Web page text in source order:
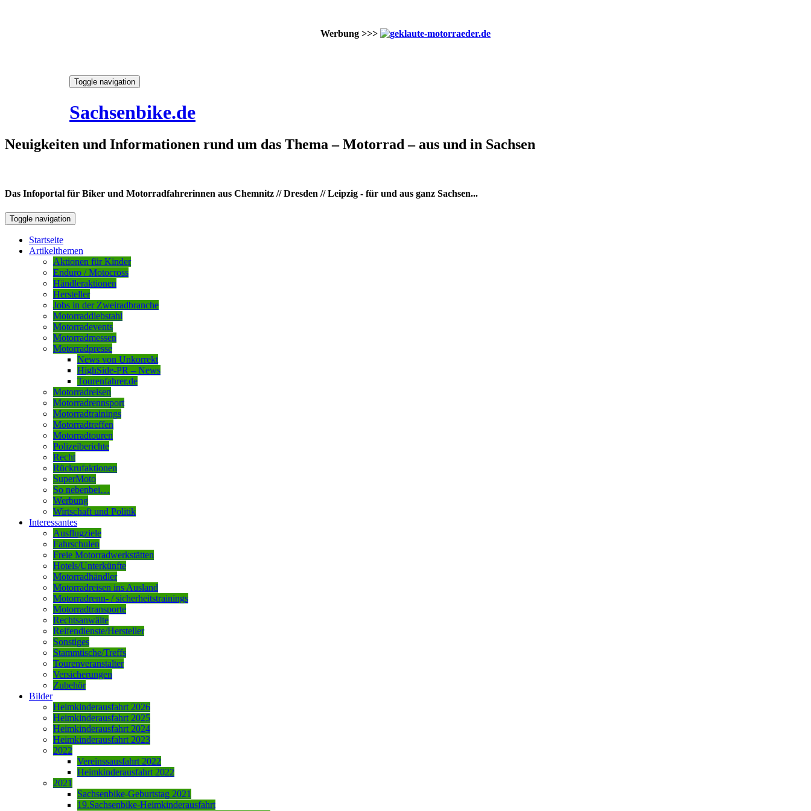
Werbung >>>
Toggle navigation
Sachsenbike.de
Neuigkeiten und Informationen rund um das Thema – Motorrad – aus und in Sachsen
Das Infoportal für Biker und Motorradfahrerinnen aus Chemnitz // Dresden // Leipzig - für und aus ganz Sachsen...
Toggle navigation
Startseite
Artikelthemen
Aktionen für Kinder
Enduro / Motocross
Händleraktionen
Hersteller
Jobs in der Zweiradbranche
Motorraddiebstahl
Motorradevents
Motorradmessen
Motorradpresse
News von Unkorrekt
HighSide-PR – News
Tourenfahrer.de
Motorradreisen
Motorradrennsport
Motorradtrainings
Motorradtreffen
Motorradtouren
Polizeiberichte
Recht
Rückrufaktionen
SuperMoto
So nebenbei…
Werbung
Wirtschaft und Politik
Interessantes
Ausflugziele
Fahrschulen
Freie Motorradwerkstätten
Hotels/Unterkünfte
Motorradhändler
Motorradreisen ins Ausland
Motorradrenn- / sicherheitstrainings
Motorradtransporte
Rechtsanwälte
Reifendienste/Hersteller
Sonstiges
Stammtische/Treffs
Tourenveranstalter
Versicherungen
Zubehör
Bilder
Heimkinderausfahrt 2026
Heimkinderausfahrt 2025
Heimkinderausfahrt 2024
Heimkinderausfahrt 2023
2022
Vereinssausfahrt 2022
Heimkinderausfahrt 2022
2021
Sachsenbike-Geburtstag 2021
19.Sachsenbike-Heimkinderausfahrt